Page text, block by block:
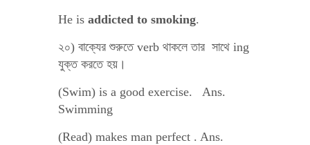
He is addicted to smoking.
২০) বাক্যের শুরুতে verb থাকলে তার সাথে ing
যুক্ত করতে হয়।
(Swim) is a good exercise. Ans.
Swimming
(Read) makes man perfect . Ans.